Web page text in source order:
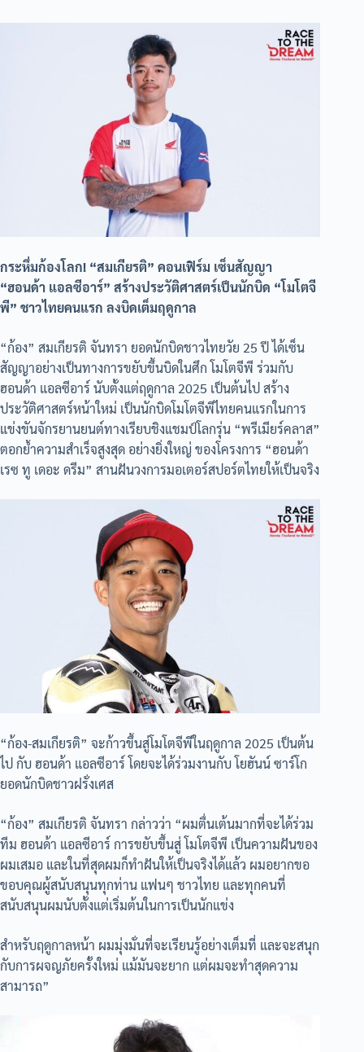
กระหึ่มก้องโลก! “สมเกียรติ” คอนเฟิร์ม เซ็นสัญญา
“ฮอนด้า แอลซีอาร์” สร้างประวัติศาสตร์เป็นนักบิด “โมโตจี
พี” ชาวไทยคนแรก ลงบิดเต็มฤดูกาล
“ก้อง” สมเกียรติ จันทรา ยอดนักบิดชาวไทยวัย 25 ปี ได้เซ็น
สัญญาอย่างเป็นทางการขยับขึ้นบิดในศึก โมโตจีพี ร่วมกับ
ฮอนด้า แอลซีอาร์ นับตั้งแต่ฤดูกาล 2025 เป็นต้นไป สร้าง
ประวัติศาสตร์หน้าใหม่ เป็นนักบิดโมโตจีพีไทยคนแรกในการ
แข่งขันจักรยานยนต์ทางเรียบชิงแชมป์โลกรุ่น “พรีเมียร์คลาส”
ตอกย้ำความสำเร็จสูงสุด อย่างยิ่งใหญ่ ของโครงการ “ฮอนด้า
เรซ ทู เดอะ ดรีม” สานฝันวงการมอเตอร์สปอร์ตไทยให้เป็นจริง
“ก้อง-สมเกียรติ” จะก้าวขึ้นสู่โมโตจีพีในฤดูกาล 2025 เป็นต้น
ไป กับ ฮอนด้า แอลซีอาร์ โดยจะได้ร่วมงานกับ โยฮันน์ ซาร์โก
ยอดนักบิดชาวฝรั่งเศส
“ก้อง” สมเกียรติ จันทรา กล่าวว่า “ผมตื่นเต้นมากที่จะได้ร่วม
ทีม ฮอนด้า แอลซีอาร์ การขยับขึ้นสู่ โมโตจีพี เป็นความฝันของ
ผมเสมอ และในที่สุดผมก็ทำฝันให้เป็นจริงได้แล้ว ผมอยากขอ
ขอบคุณผู้สนับสนุนทุกท่าน แฟนๆ ชาวไทย และทุกคนที่
สนับสนุนผมนับตั้งแต่เริ่มต้นในการเป็นนักแข่ง
สำหรับฤดูกาลหน้า ผมมุ่งมั่นที่จะเรียนรู้อย่างเต็มที่ และจะสนุก
กับการผจญภัยครั้งใหม่ แม้มันจะยาก แต่ผมจะทำสุดความ
สามารถ”